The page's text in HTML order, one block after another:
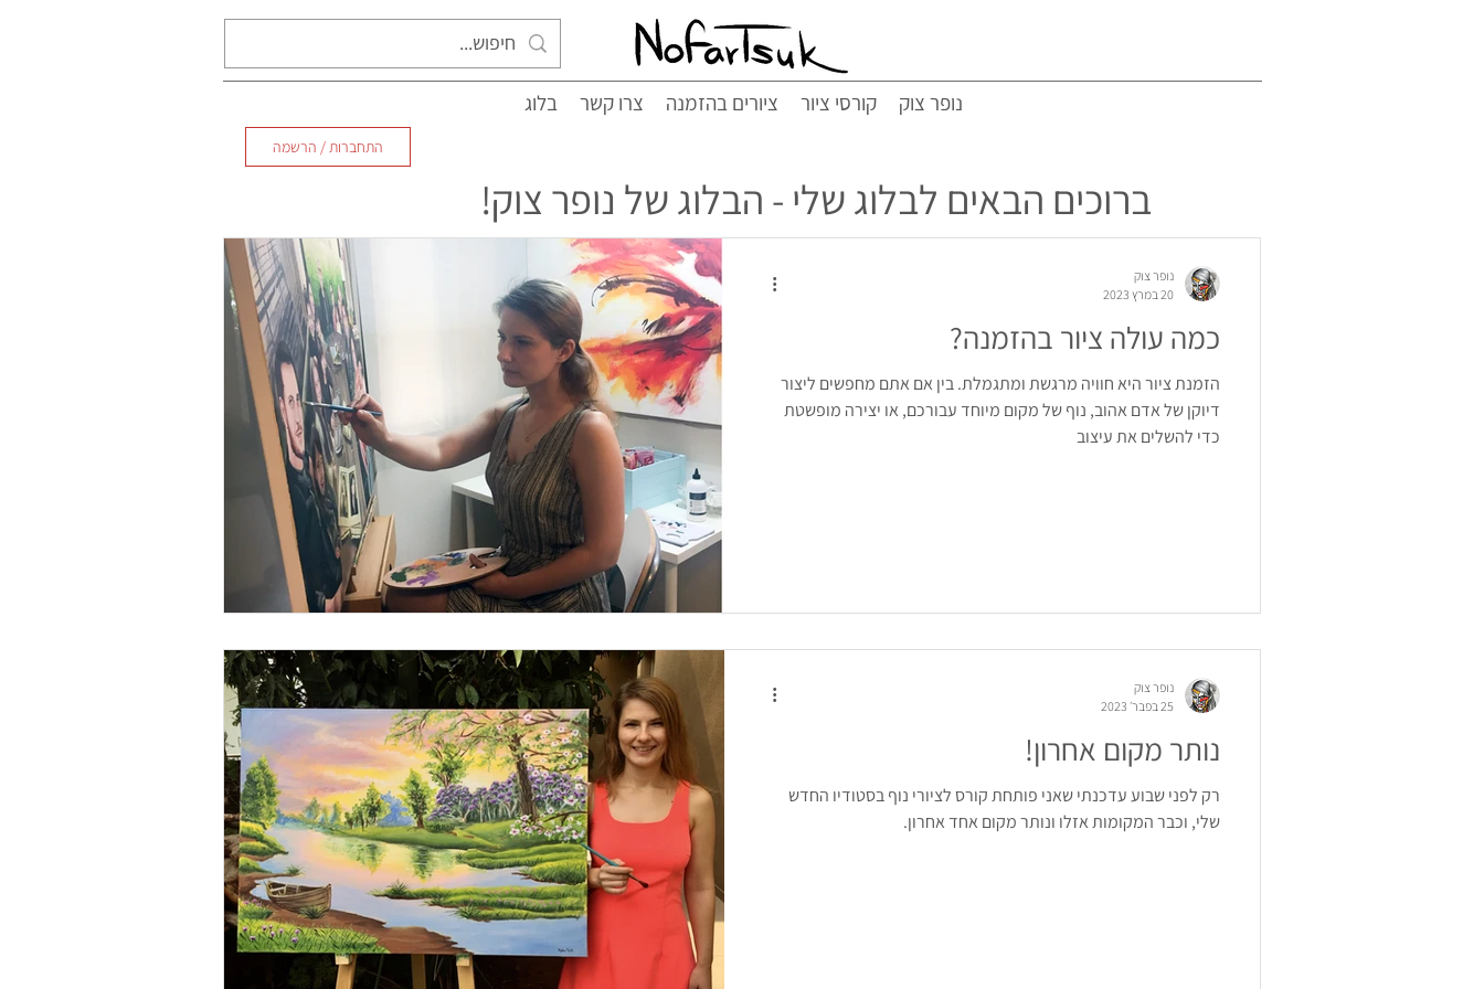
נופר צוק קורסי ציור ציורים בהזמנה צרו קשר בלוג
התחברות / הרשמה
כמה עולה ציור בהזמנה?
הזמנת ציור היא חוויה מרגשת ומתגמלת. בין אם אתם מחפשים ליצור
דיוקן של אדם אהוב, נוף של מקום מיוחד עבורכם, או יצירה מופשטת
כדי להשלים את עיצוב
נופר צוק
20 במרץ 2023
נותר מקום אחרון!
רק לפני שבוע עדכנתי שאני פותחת קורס לציורי נוף בסטודיו החדש
שלי, וכבר המקומות אזלו ונותר מקום אחד אחרון.
נופר צוק
25 בפבר׳ 2023
ברוכים הבאים לבלוג שלי - הבלוג של נופר צוק!